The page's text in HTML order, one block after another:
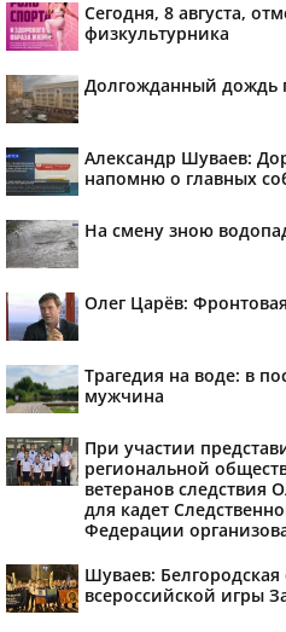
Сегодня, 8 августа,
физкультурника
Долгожданный дождь
Александр Шуваев:
напомню о главных
На смену зною
Олег Царёв:
Трагедия на воде: в
мужчина
При участии
региональной
ветеранов следствия
для кадет
Федерации
Шуваев:
всероссийской игры